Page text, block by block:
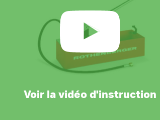
Voir la vidéo d'instruction